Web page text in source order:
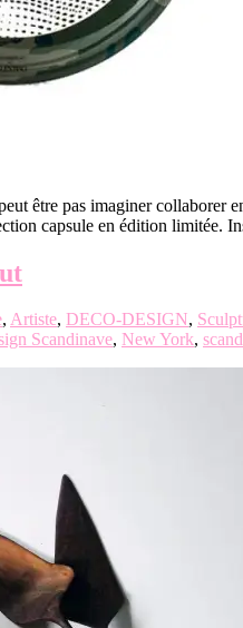
être pas imaginer
capsule en édition
, Artiste, DECO-DESIGN,
Scandinave, New York,